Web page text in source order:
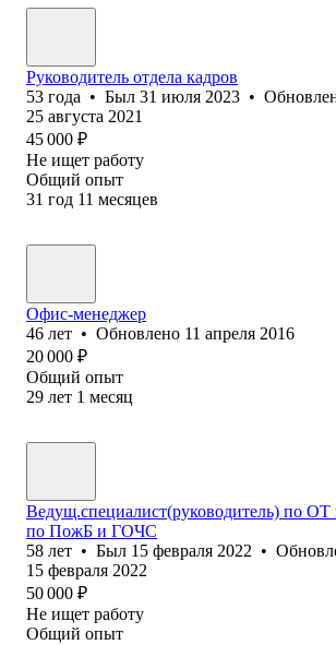
Руководитель отдела кадров
53 года • Был 31 июля 2023 •
25 августа 2021
45 000 ₽
Не ищет работу
Общий опыт
31 год 11 месяцев
Офис-менеджер
46 лет • Обновлено 11 апреля 2016
20 000 ₽
Общий опыт
29 лет 1 месяц
Ведущ.специалист(руководитель) по
по ПожБ и ГОЧС
58 лет • Был 15 февраля 2022 •
15 февраля 2022
50 000 ₽
Не ищет работу
Общий опыт